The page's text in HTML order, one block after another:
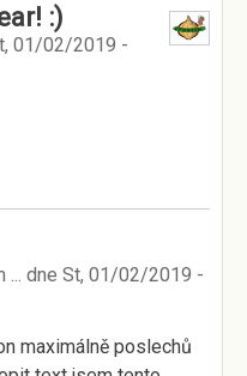
:)
01/02/2019 -
... dne St, 01/02/2019 -
maximálně poslechů